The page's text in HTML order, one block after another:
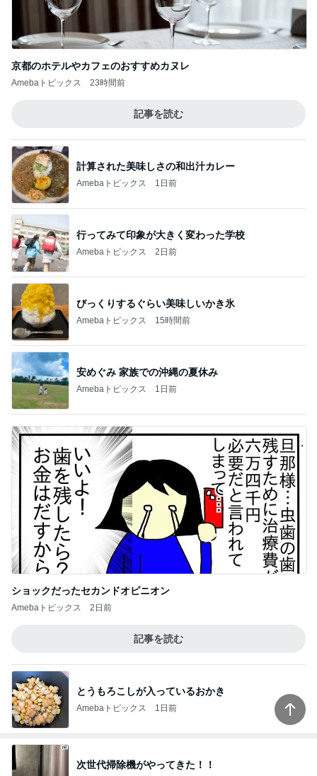
京都のホテルやカフェのおすすめカヌレ
Amebaトピックス 23時間前
記事を読む
計算された美味しさの和出汁カレー
Amebaトピックス 1日前
行ってみて印象が大きく変わった学校
Amebaトピックス 2日前
びっくりするぐらい美味しいかき氷
Amebaトピックス 15時間前
安めぐみ 家族での沖縄の夏休み
Amebaトピックス 1日前
ショックだったセカンドオピニオン
Amebaトピックス 2日前
記事を読む
とうもろこしが入っているおかき
Amebaトピックス 1日前
次世代掃除機がやってきた！！